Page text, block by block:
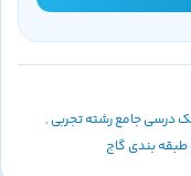
درسی جامع رشته تجربی ,
بندی گاج